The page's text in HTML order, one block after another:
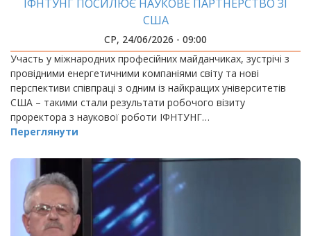
ІФНТУНГ ПОСИЛЮЄ НАУКОВЕ ПАРТНЕРСТВО ЗІ
США
СР, 24/06/2026 - 09:00
Участь у міжнародних професійних майданчиках, зустрічі з
провідними енергетичними компаніями світу та нові
перспективи співпраці з одним із найкращих університетів
США – такими стали результати робочого візиту
проректора з наукової роботи ІФНТУНГ…
Переглянути